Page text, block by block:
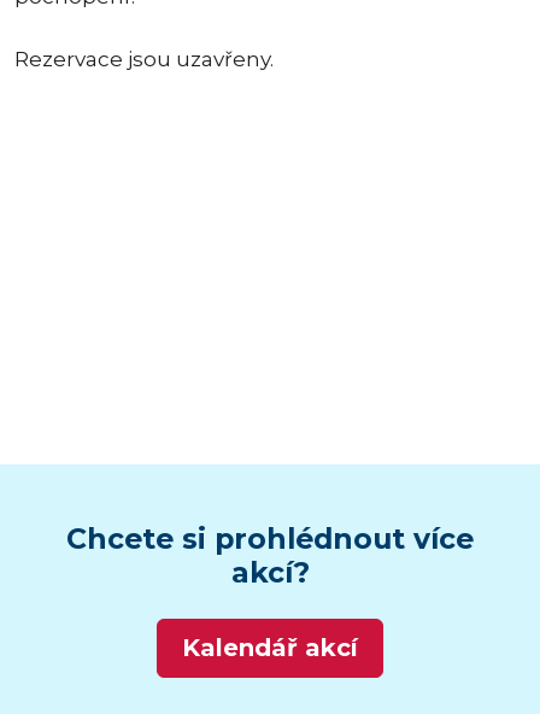
Rezervace jsou uzavřeny.
Chcete si prohlédnout více
akcí?
Kalendář akcí